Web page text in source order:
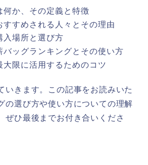
何か、その定義と特徴
すすめされる人々とその理由
入場所と選び方
バッグランキングとその使い方
大限に活用するためのコツ
いきます。この記事をお読みいた
の選び方や使い方についての理解
ぜひ最後までお付き合いくださ